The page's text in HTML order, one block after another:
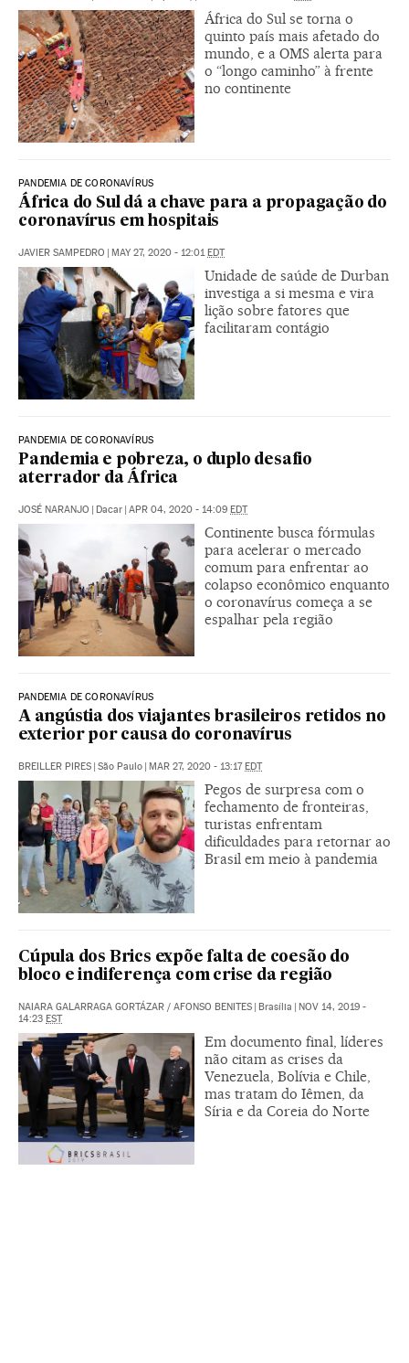
África do Sul se torna o
quinto país mais afetado do
mundo, e a OMS alerta para
o “longo caminho” à frente
no continente
PANDEMIA DE CORONAVÍRUS
África do Sul dá a chave para a propagação do
coronavírus em hospitais
JAVIER SAMPEDRO | MAY 27, 2020 - 12:01 EDT
Unidade de saúde de Durban
investiga a si mesma e vira
lição sobre fatores que
facilitaram contágio
PANDEMIA DE CORONAVÍRUS
Pandemia e pobreza, o duplo desafio
aterrador da África
JOSÉ NARANJO | Dacar | APR 04, 2020 - 14:09 EDT
Continente busca fórmulas
para acelerar o mercado
comum para enfrentar ao
colapso econômico enquanto
o coronavírus começa a se
espalhar pela região
PANDEMIA DE CORONAVÍRUS
A angústia dos viajantes brasileiros retidos no
exterior por causa do coronavírus
BREILLER PIRES | São Paulo | MAR 27, 2020 - 13:17EDT
Pegos de surpresa com o
fechamento de fronteiras,
turistas enfrentam
dificuldades para retornar ao
Brasil em meio à pandemia
Cúpula dos Brics expõe falta de coesão do
bloco e indiferença com crise da região
NAIARA GALARRAGA GORTÁZAR / AFONSO BENITES | Brasília | NOV 14, 2019 -
14:23 EST
Em documento final, líderes
não citam as crises da
Venezuela, Bolívia e Chile,
mas tratam do Iêmen, da
Síria e da Coreia do Norte